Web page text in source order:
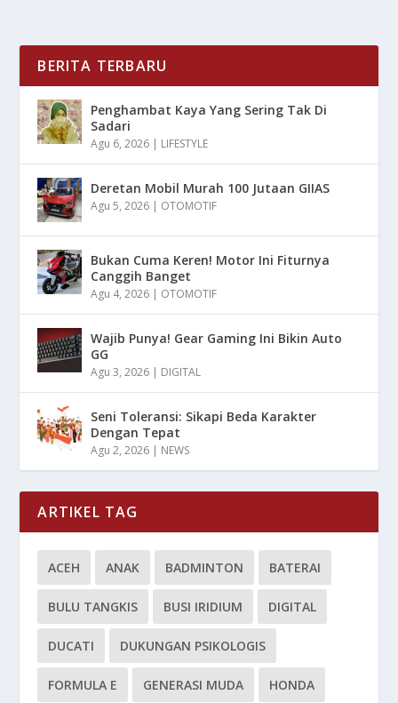
BERITA TERBARU
Penghambat Kaya Yang Sering Tak Di
Sadari
Agu 6, 2026 | LIFESTYLE
Deretan Mobil Murah 100 Jutaan GIIAS
Agu 5, 2026 | OTOMOTIF
Bukan Cuma Keren! Motor Ini Fiturnya
Canggih Banget
Agu 4, 2026 | OTOMOTIF
Wajib Punya! Gear Gaming Ini Bikin Auto
GG
Agu 3, 2026 | DIGITAL
Seni Toleransi: Sikapi Beda Karakter
Dengan Tepat
Agu 2, 2026 | NEWS
ARTIKEL TAG
ACEH ANAK BADMINTON BATERAI
BULU TANGKIS BUSI IRIDIUM DIGITAL
DUCATI DUKUNGAN PSIKOLOGIS
FORMULA E GENERASI MUDA HONDA